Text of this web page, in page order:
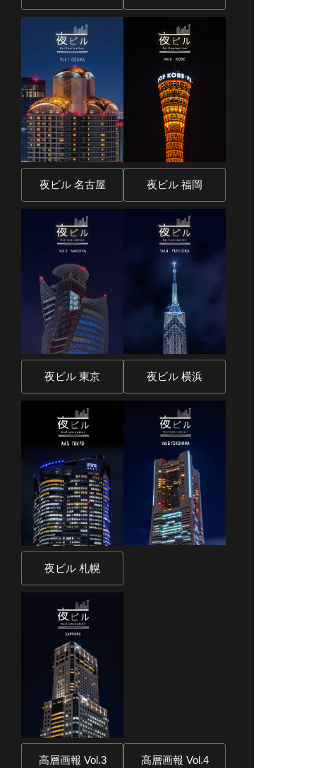
夜ビル 名古屋 夜ビル 福岡
夜ビル 東京 夜ビル 横浜
夜ビル 札幌
高層画報 Vol.3 高層画報 Vol.4